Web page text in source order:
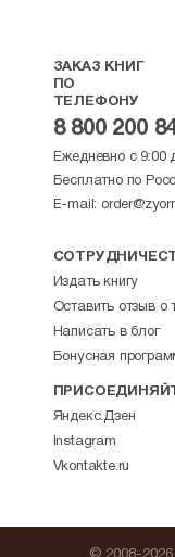
ЗАКАЗ КНИГ
ПО
ТЕЛЕФОНУ
8 800 200
Ежедневно с 9:00
Бесплатно по
E-mail:
Издать книгу
Оставить отзыв о
Написать в блог
Бонусная
Яндекс.Дзен
Instagram
Vkontakte.ru